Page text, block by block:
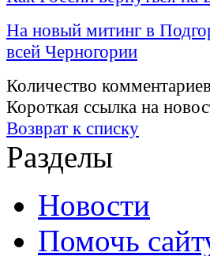
На новый митинг в
всей Черногории
Количество
Короткая ссылка на
Возврат к списку
Разделы
Новости
Помочь